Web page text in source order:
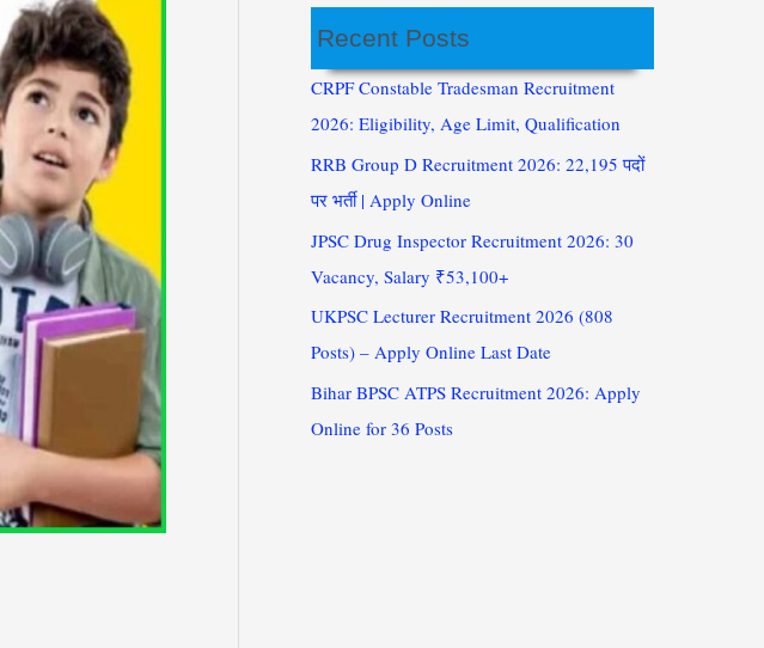
Recent Posts
CRPF Constable Tradesman Recruitment
2026: Eligibility, Age Limit, Qualification
RRB Group D Recruitment 2026: 22,195 पदों
पर भर्ती | Apply Online
JPSC Drug Inspector Recruitment 2026: 30
Vacancy, Salary ₹53,100+
UKPSC Lecturer Recruitment 2026 (808
Posts) – Apply Online Last Date
Bihar BPSC ATPS Recruitment 2026: Apply
Online for 36 Posts